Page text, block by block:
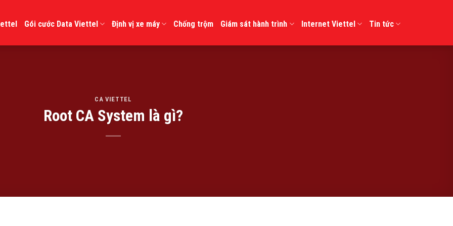
Gói cước Data Viettel Định vị xe máy Chống trộm Giám sát hành trình Internet Viettel Tin tức
CA VIETTEL
Root CA System là gì?